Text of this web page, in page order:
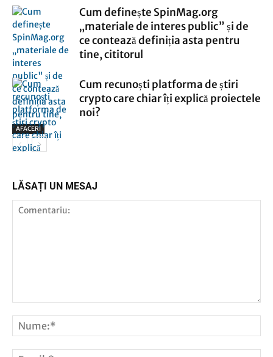
AFACERI
Cum definește SpinMag.org
„materiale de interes public” și de
ce contează definiția asta pentru
tine, cititorul
Cum recunoști platforma de știri
crypto care chiar îți explică proiectele
noi?
LĂSAȚI UN MESAJ